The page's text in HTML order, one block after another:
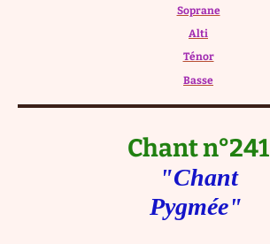
Soprane
Alti
Ténor
Basse
Chant n°241
"Chant
Pygmée"